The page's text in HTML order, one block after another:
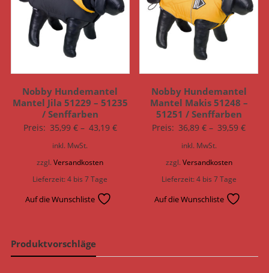
Nobby Hundemantel
Mantel Jila 51229 – 51235
/ Senffarben
Preis: 35,99 €– 43,19 €
inkl. MwSt.
zzgl.Versandkosten
Lieferzeit:4 bis 7 Tage
Auf die Wunschliste
Nobby Hundemantel
Mantel Makis 51248 –
51251 / Senffarben
Preis: 36,89€ – 39,59€
inkl. MwSt.
zzgl. Versandkosten
Lieferzeit:4 bis 7 Tage
Auf die Wunschliste
Produktvorschläge